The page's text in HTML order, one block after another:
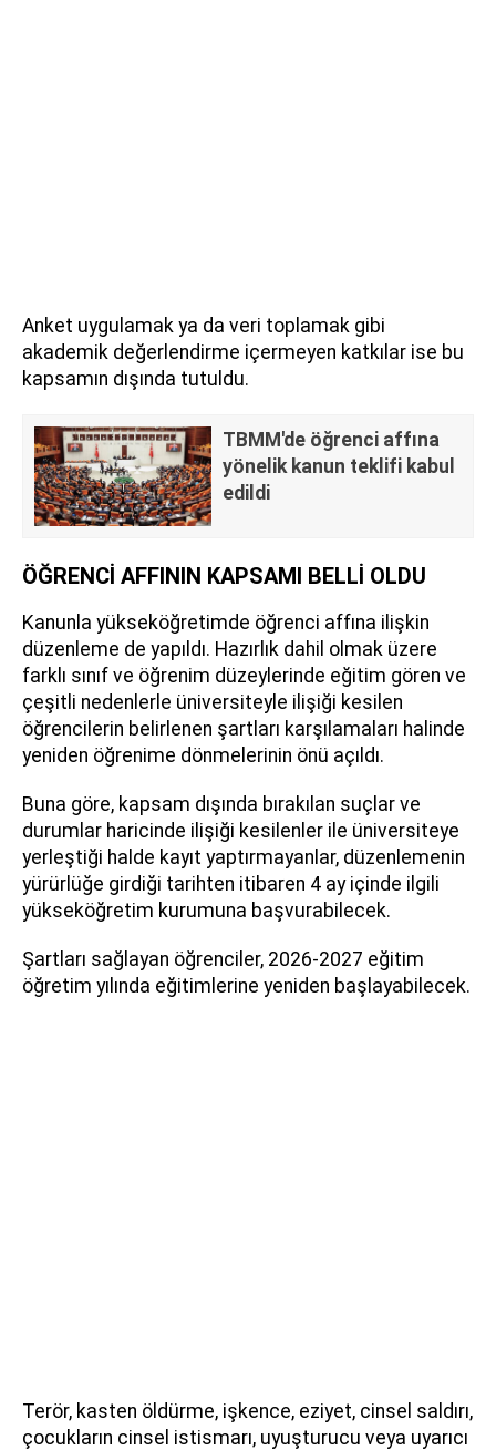
Anket uygulamak ya da veri toplamak gibi
akademik değerlendirme içermeyen katkılar ise bu
kapsamın dışında tutuldu.
TBMM'de öğrenci affına
yönelik kanun teklifi kabul
edildi
ÖĞRENCİ AFFININ KAPSAMI BELLİ OLDU
Kanunla yükseköğretimde öğrenci affına ilişkin
düzenleme de yapıldı. Hazırlık dahil olmak üzere
farklı sınıf ve öğrenim düzeylerinde eğitim gören ve
çeşitli nedenlerle üniversiteyle ilişiği kesilen
öğrencilerin belirlenen şartları karşılamaları halinde
yeniden öğrenime dönmelerinin önü açıldı.
Buna göre, kapsam dışında bırakılan suçlar ve
durumlar haricinde ilişiği kesilenler ile üniversiteye
yerleştiği halde kayıt yaptırmayanlar, düzenlemenin
yürürlüğe girdiği tarihten itibaren 4 ay içinde ilgili
yükseköğretim kurumuna başvurabilecek.
Şartları sağlayan öğrenciler, 2026-2027 eğitim
öğretim yılında eğitimlerine yeniden başlayabilecek.
Terör, kasten öldürme, işkence, eziyet, cinsel saldırı,
çocukların cinsel istismarı, uyuşturucu veya uyarıcı